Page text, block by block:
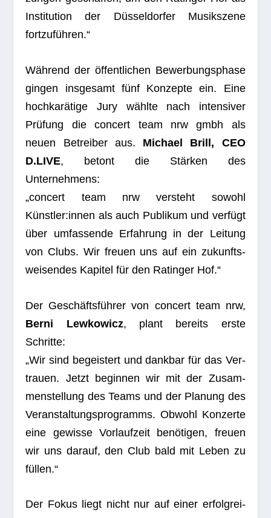
Insti­tu­tion der Düs­sel­dor­fer Musik­szene
fortzuführen.“
Wäh­rend der öffent­li­chen Bewer­bungs­phase
gin­gen ins­ge­samt fünf Kon­zepte ein. Eine
hoch­ka­rä­tige Jury wählte nach inten­si­ver
Prü­fung die con­cert team nrw gmbh als
neuen Betrei­ber aus. Michael Brill, CEO
D.LIVE, betont die Stär­ken des
Unternehmens:
„con­cert team nrw ver­steht sowohl
Künstler:innen als auch Publi­kum und ver­fügt
über umfas­sende Erfah­rung in der Lei­tung
von Clubs. Wir freuen uns auf ein zukunfts­
wei­sen­des Kapi­tel für den Ratin­ger Hof.“
Der Geschäfts­füh­rer von con­cert team nrw,
Berni Lew­ko­wicz, plant bereits erste
Schritte:
„Wir sind begeis­tert und dank­bar für das Ver­
trauen. Jetzt begin­nen wir mit der Zusam­
men­stel­lung des Teams und der Pla­nung des
Ver­an­stal­tungs­pro­gramms. Obwohl Kon­zerte
eine gewisse Vor­lauf­zeit benö­ti­gen, freuen
wir uns dar­auf, den Club bald mit Leben zu
füllen.“
Der Fokus liegt nicht nur auf einer erfolg­rei­